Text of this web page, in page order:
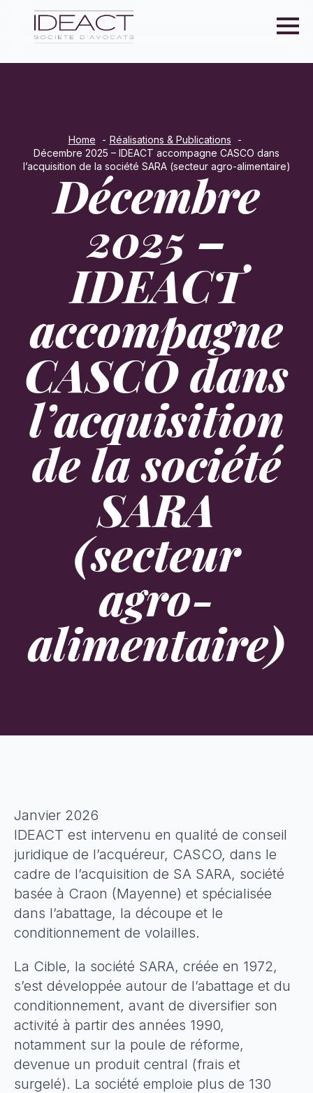
Home
Réalisations & Publications
Décembre 2025 – IDEACT accompagne CASCO dans
l’acquisition de la société SARA (secteur agro-alimentaire)
Décembre
2025 –
IDEACT
accompagne
CASCO dans
l’acquisition
de la société
SARA
(secteur
agro-
alimentaire)
Janvier 2026
IDEACT est intervenu en qualité de conseil
juridique de l’acquéreur, CASCO, dans le
cadre de l’acquisition de SA SARA, société
basée à Craon (Mayenne) et spécialisée
dans l’abattage, la découpe et le
conditionnement de volailles.
La Cible, la société SARA, créée en 1972,
s’est développée autour de l’abattage et du
conditionnement, avant de diversifier son
activité à partir des années 1990,
notamment sur la poule de réforme,
devenue un produit central (frais et
surgelé). La société emploie plus de 130